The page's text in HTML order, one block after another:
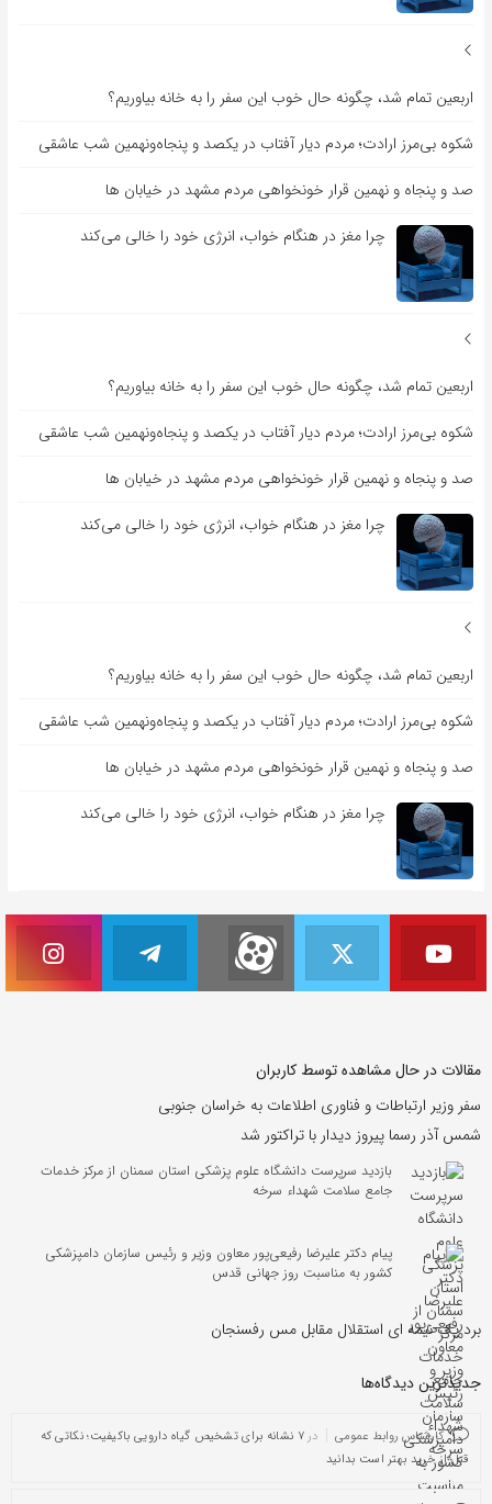
اربعین تمام شد، چگونه حال خوب این سفر را به خانه بیاوریم؟
شکوه بی‌مرز ارادت؛ مردم دیار آفتاب در یکصد و پنجاه‌ونهمین شب عاشقی
صد و پنجاه و نهمین قرار خونخواهی مردم مشهد در خیابان ها
چرا مغز در هنگام خواب، انرژی خود را خالی می‌کند
اربعین تمام شد، چگونه حال خوب این سفر را به خانه بیاوریم؟
شکوه بی‌مرز ارادت؛ مردم دیار آفتاب در یکصد و پنجاه‌ونهمین شب عاشقی
صد و پنجاه و نهمین قرار خونخواهی مردم مشهد در خیابان ها
چرا مغز در هنگام خواب، انرژی خود را خالی می‌کند
اربعین تمام شد، چگونه حال خوب این سفر را به خانه بیاوریم؟
شکوه بی‌مرز ارادت؛ مردم دیار آفتاب در یکصد و پنجاه‌ونهمین شب عاشقی
صد و پنجاه و نهمین قرار خونخواهی مردم مشهد در خیابان ها
چرا مغز در هنگام خواب، انرژی خود را خالی می‌کند
مقالات در حال مشاهده توسط کاربران
سفر وزیر ارتباطات و فناوری اطلاعات به خراسان جنوبی
شمس آذر رسما پیروز دیدار با تراکتور شد
بازدید سرپرست دانشگاه علوم پزشکی استان سمنان از مرکز خدمات
جامع سلامت شهداء سرخه
پیام دکتر علیرضا رفیعی‌پور معاون وزیر و رئیس سازمان دامپزشکی
کشور به مناسبت روز جهانی قدس
برد یک نیمه ای استقلال مقابل مس رفسنجان
جدیدترین دیدگاه‌‌ها
کارشناس روابط عمومی در
۷ نشانه برای تشخیص گیاه دارویی باکیفیت؛ نکاتی که
قبل از خرید بهتر است بدانید